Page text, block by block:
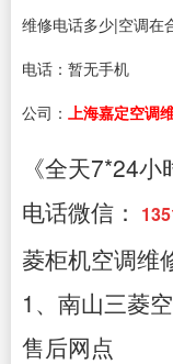
维修电话多少|空调在
电话： 暂无手机
公司： 上海嘉定空调
《全天7*24小
电话微信：
菱柜机空调维
1、南山三菱
售后网点